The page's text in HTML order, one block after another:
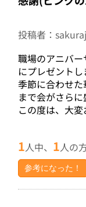
投稿者：
職場のアニバ
にプレゼントし
季節に合わせ
まで会がさらに
この度は、大
1人中、 1人の
参考になった！